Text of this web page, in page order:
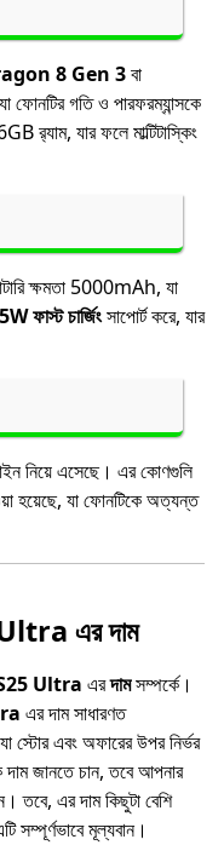
8 Gen 3বা
ফোনটির গতি ও পারফরম্যান্সকে
যার ফলে মাল্টিটাস্কিং
ক্ষমতা 5000mAh, যা
ফাস্ট চার্জিংসাপোর্ট করে, যার
নিয়ে এসেছে। এর কোণগুলি
হয়েছে, যা ফোনটিকে অত্যন্ত
এর দাম
Ultra এরদামসম্পর্কে।
এর দাম সাধারণত
স্টোর এবং অফারের উপর নির্ভর
দাম জানতে চান, তবে আপনার
তবে, এর দাম কিছুটা বেশি
সম্পূর্ণভাবে মূল্যবান।